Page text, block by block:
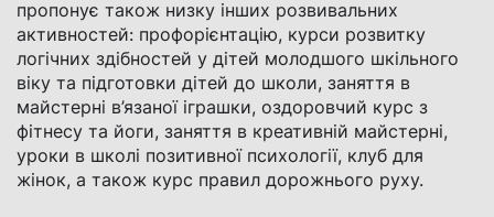
пропонує також низку інших розвивальних
активностей: профорієнтацію, курси розвитку
логічних здібностей у дітей молодшого шкільного
віку та підготовки дітей до школи, заняття в
майстерні в’язаної іграшки, оздоровчий курс з
фітнесу та йоги, заняття в креативній майстерні,
уроки в школі позитивної психології, клуб для
жінок, а також курс правил дорожнього руху.